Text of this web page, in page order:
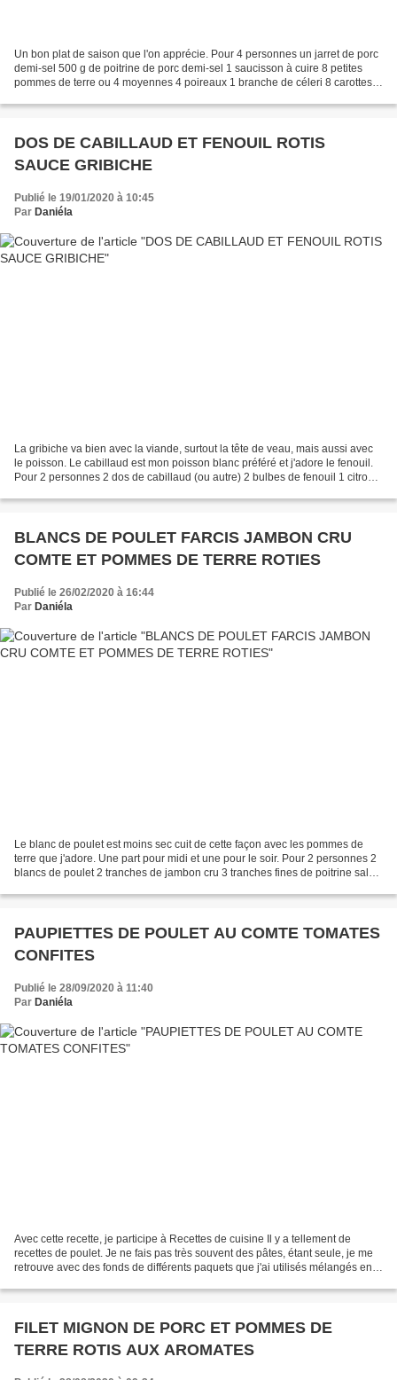
Un bon plat de saison que l'on apprécie. Pour 4 personnes un jarret de porc
demi-sel 500 g de poitrine de porc demi-sel 1 saucisson à cuire 8 petites
pommes de terre ou 4 moyennes 4 poireaux 1 branche de céleri 8 carottes
DOS DE CABILLAUD ET FENOUIL ROTIS
SAUCE GRIBICHE
Publié le 19/01/2020 à 10:45
Par Daniéla
La gribiche va bien avec la viande, surtout la tête de veau, mais aussi avec
le poisson. Le cabillaud est mon poisson blanc préféré et j'adore le fenouil.
Pour 2 personnes 2 dos de cabillaud (ou autre) 2 bulbes de fenouil 1 citron 1
BLANCS DE POULET FARCIS JAMBON CRU
COMTE ET POMMES DE TERRE ROTIES
Publié le 26/02/2020 à 16:44
Par Daniéla
Le blanc de poulet est moins sec cuit de cette façon avec les pommes de
terre que j'adore. Une part pour midi et une pour le soir. Pour 2 personnes 2
blancs de poulet 2 tranches de jambon cru 3 tranches fines de poitrine salée
PAUPIETTES DE POULET AU COMTE TOMATES
CONFITES
Publié le 28/09/2020 à 11:40
Par Daniéla
Avec cette recette, je participe à Recettes de cuisine Il y a tellement de
recettes de poulet. Je ne fais pas très souvent des pâtes, étant seule, je me
retrouve avec des fonds de différents paquets que j'ai utilisés mélangés en
FILET MIGNON DE PORC ET POMMES DE
TERRE ROTIS AUX AROMATES